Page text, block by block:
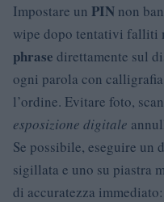
Impostare un PIN non
wipe dopo tentativi falliti
phrase direttamente sul
ogni parola con
l’ordine. Evitare foto,
esposizione digitale
Se possibile, eseguire un
sigillata e uno su piastra
di accuratezza